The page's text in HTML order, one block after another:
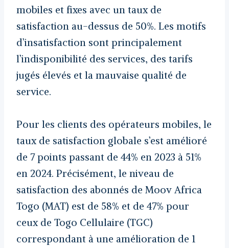
mobiles et fixes avec un taux de
satisfaction au-dessus de 50%. Les motifs
d’insatisfaction sont principalement
l’indisponibilité des services, des tarifs
jugés élevés et la mauvaise qualité de
service.
Pour les clients des opérateurs mobiles, le
taux de satisfaction globale s’est amélioré
de 7 points passant de 44% en 2023 à 51%
en 2024. Précisément, le niveau de
satisfaction des abonnés de Moov Africa
Togo (MAT) est de 58% et de 47% pour
ceux de Togo Cellulaire (TGC)
correspondant à une amélioration de 1